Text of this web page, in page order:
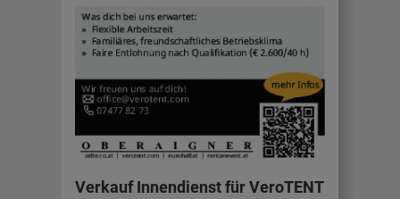
Verkauf Innendienst für VeroTENT